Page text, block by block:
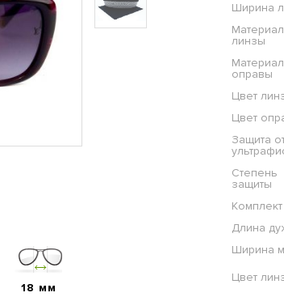
Ширина
Материал
линзы
Материал
оправы
Цвет
Цвет
Защита
Степень
защиты
Комплект
Длина
Ширина
Цвет
18 мм